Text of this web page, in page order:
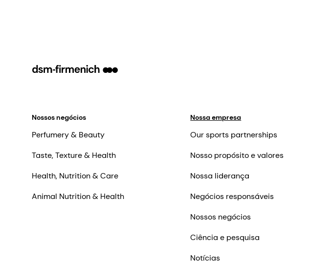
Nossos negócios
Perfumery & Beauty
Taste, Texture & Health
Health, Nutrition & Care
Animal Nutrition & Health
Nossa empresa
Our sports partnerships
Nosso propósito e valores
Nossa liderança
Negócios responsáveis
Nossos negócios
Ciência e pesquisa
Notícias